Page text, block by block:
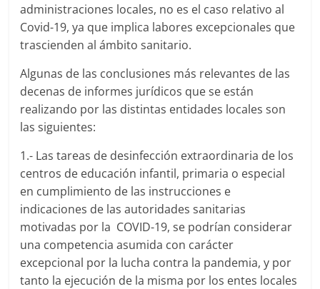
administraciones locales, no es el caso relativo al
Covid-19, ya que implica labores excepcionales que
trascienden al ámbito sanitario.
Algunas de las conclusiones más relevantes de las
decenas de informes jurídicos que se están
realizando por las distintas entidades locales son
las siguientes:
1.- Las tareas de desinfección extraordinaria de los
centros de educación infantil, primaria o especial
en cumplimiento de las instrucciones e
indicaciones de las autoridades sanitarias
motivadas por la COVID-19, se podrían considerar
una competencia asumida con carácter
excepcional por la lucha contra la pandemia, y por
tanto la ejecución de la misma por los entes locales